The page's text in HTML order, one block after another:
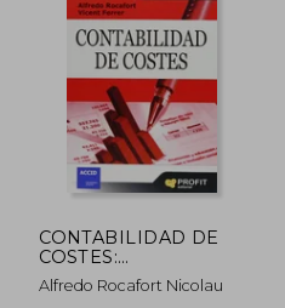
CONTABILIDAD DE
COSTES:
Fundamentos y
ejercicios resueltos
Alfredo Rocafort Nicolau